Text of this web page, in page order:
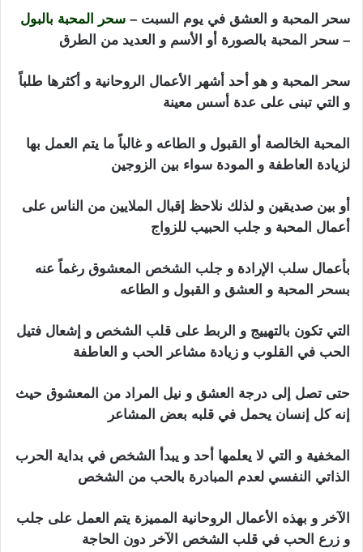
سحر المحبة و العشق في يوم السبت – سحر المحبة بالبول
– سحر المحبة بالصورة أو الأسم و العديد من الطرق
سحر المحبة و هو أحد أشهر الأعمال الروحانية و أكثرها طلباً
و التي تبنى على عدة أسس معينة
المحبة الخالصة أو القبول و الطاعه و غالباً ما يتم العمل بها
لزيادة العاطفة و المودة سواء بين الزوجين
أو بين صديقين و لذلك نلاحظ إقبال الملايين من الناس على
أعمال المحبة و جلب الحبيب للزواج
بأعمال سلب الإرادة و جلب الشخص المعشوق رغماً عنه
بسحر المحبة و العشق و القبول و الطاعه
التي تكون بالتهييج و الربط على قلب الشخص و إشعال فتيل
الحب في القلوب و زيادة مشاعر الحب و العاطفة
حتى تصل إلى درجة العشق و نيل المراد من المعشوق حيث
إنه كل إنسان يحمل في قلبه بعض المشاعر
المخفية و التي لا يعلمها أحد و يبدأ الشخص في بداية الحرب
الذاتي النفسي لعدم المبادرة بالحب من الشخص
الآخر و بهذه الأعمال الروحانية المميزة يتم العمل على جلب
و زرع الحب في قلب الشخص الآخر دون الحاجة